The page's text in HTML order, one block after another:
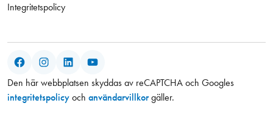
Integritetspolicy
Facebook
Instagram
LinkedIn
Den här webbplatsen skyddas av reCAPTCHA och Googles
integritetspolicy och användarvillkorgäller.